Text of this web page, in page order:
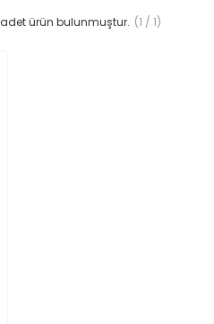
adet ürün bulunmuştur. (1 / 1)